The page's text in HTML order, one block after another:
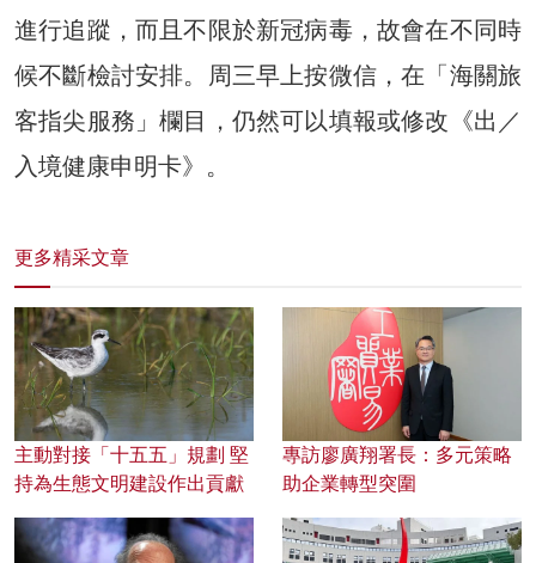
進行追蹤，而且不限於新冠病毒，故會在不同時
候不斷檢討安排。周三早上按微信，在「海關旅
客指尖服務」欄目，仍然可以填報或修改《出／
入境健康申明卡》。
更多精采文章
主動對接「十五五」規劃 堅
持為生態文明建設作出貢獻
專訪廖廣翔署長：多元策略
助企業轉型突圍